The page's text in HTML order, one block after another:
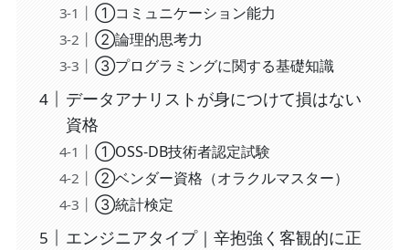
①コミュニケーション能力
②論理的思考力
③プログラミングに関する基礎知識
データアナリストが身につけて損はない
資格
①OSS-DB技術者認定試験
②ベンダー資格（オラクルマスター）
③統計検定
エンジニアタイプ｜辛抱強く客観的に正